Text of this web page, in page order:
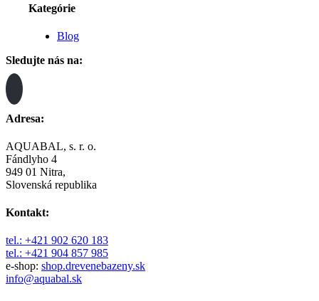
Kategórie
Blog
Sledujte nás na:
Adresa:
AQUABAL, s. r. o.
Fándlyho 4
949 01 Nitra,
Slovenská republika
Kontakt:
tel.: +421 902 620 183
tel.: +421 904 857 985
e-shop: shop.drevenebazeny.sk
info@aquabal.sk